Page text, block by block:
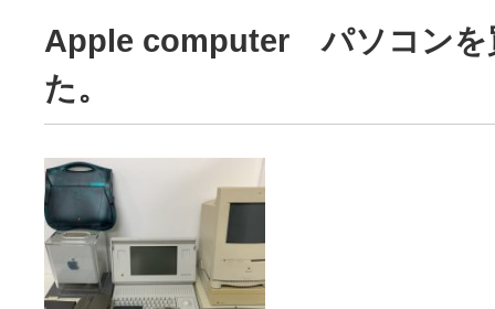
Apple computer パソコンを
た。